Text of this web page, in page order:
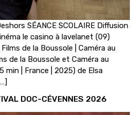
SÉANCE SCOLAIRE Diffusion
le casino à lavelanet (09)
de la Boussole | Caméra au
de la Boussole et Caméra au
min | France | 2025) de Elsa
DOC-CÉVENNES 2026